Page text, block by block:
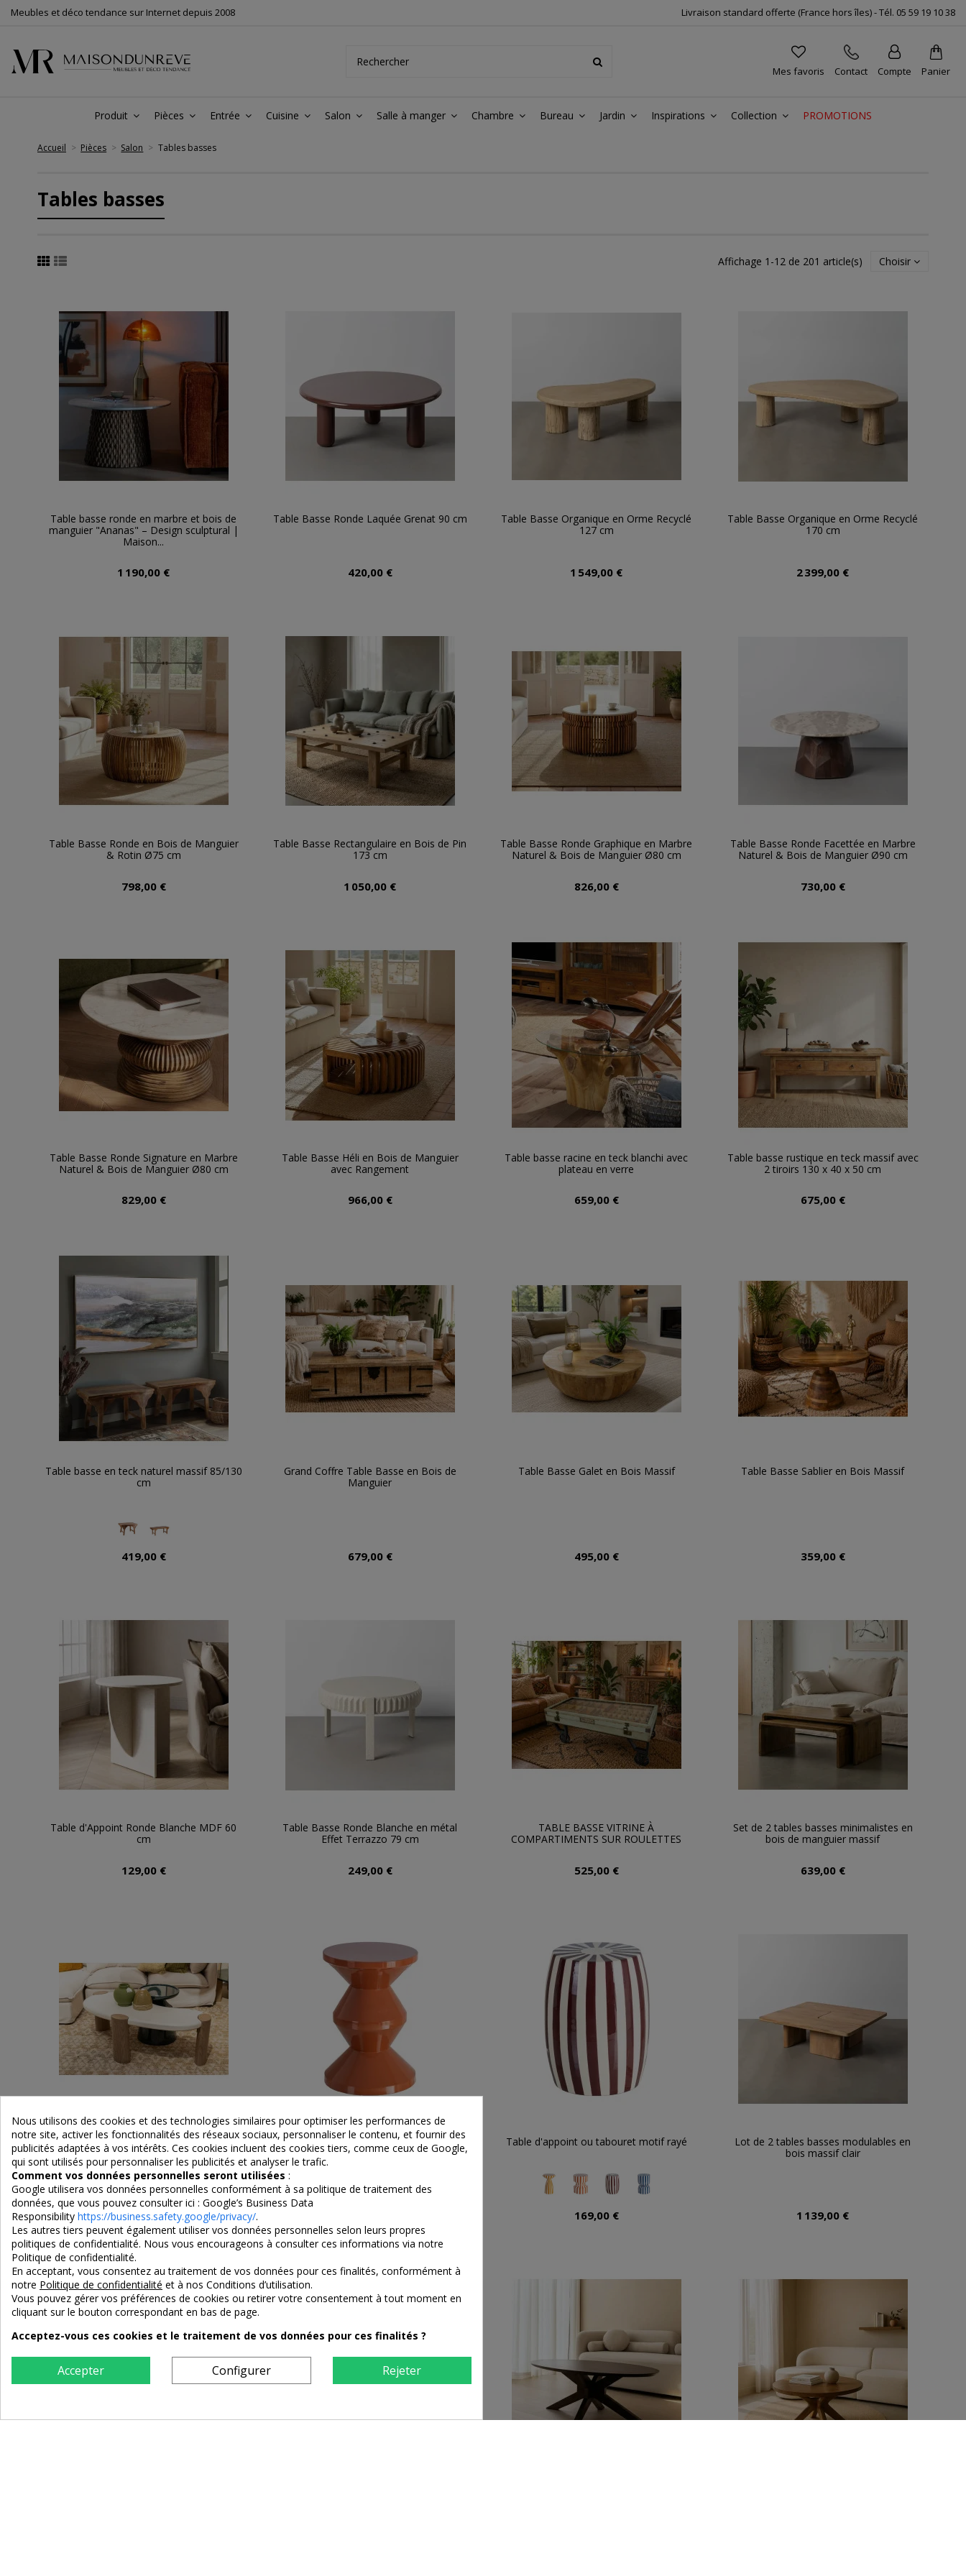
Meubles et déco tendance sur Internet depuis 2008 Livraison standard offerte (France hors îles) -Tél. 05 59 19 10 38
Mes favoris Contact Compte Panier
Produit Pièces Entrée Cuisine Salon Salle à manger Chambre Bureau Jardin Inspirations Collection PROMOTIONS
Accueil Pièces Salon Tables basses
Tables basses
Affichage 1-12 de 201 article(s) Choisir
Table basse ronde en marbre et bois de
manguier "Ananas" – Design sculptural |
Maison...
1 190,00 €
Table Basse Ronde Laquée Grenat 90 cm
420,00 €
Table Basse Organique en Orme Recyclé
127 cm
1 549,00 €
Table Basse Organique en Orme Recyclé
170 cm
2 399,00 €
Table Basse Ronde en Bois de Manguier
& Rotin Ø75 cm
798,00 €
Table Basse Rectangulaire en Bois de Pin
173 cm
1 050,00 €
Table Basse Ronde Graphique en Marbre
Naturel & Bois de Manguier Ø80 cm
826,00 €
Table Basse Ronde Facettée en Marbre
Naturel & Bois de Manguier Ø90 cm
730,00 €
Table Basse Ronde Signature en Marbre
Naturel & Bois de Manguier Ø80 cm
829,00 €
Table Basse Héli en Bois de Manguier
avec Rangement
966,00 €
Table basse racine en teck blanchi avec
plateau en verre
659,00 €
Table basse rustique en teck massif avec
2 tiroirs 130 x 40 x 50 cm
675,00 €
Table basse en teck naturel massif 85/130
cm
419,00 €
Grand Coffre Table Basse en Bois de
Manguier
679,00 €
Table Basse Galet en Bois Massif
495,00 €
Table Basse Sablier en Bois Massif
359,00 €
Table d'Appoint Ronde Blanche MDF 60
cm
129,00 €
Table Basse Ronde Blanche en métal
Effet Terrazzo 79 cm
249,00 €
TABLE BASSE VITRINE À
COMPARTIMENTS SUR ROULETTES
525,00 €
Set de 2 tables basses minimalistes en
bois de manguier massif
639,00 €
Table de salon style organique forme
haricot
395,00 €
Table d'appoint en métal laqué coloré Table d'appoint ou tabouret motif rayé
169,00 €
Lot de 2 tables basses modulables en
bois massif clair
1 139,00 €
Nous utilisons des cookies et des technologies similaires pour optimiser les performances de
notre site, activer les fonctionnalités des réseaux sociaux, personnaliser le contenu, et fournir des
publicités adaptées à vos intérêts. Ces cookies incluent des cookies tiers, comme ceux de Google,
qui sont utilisés pour personnaliser les publicités et analyser le trafic.
Comment vos données personnelles seront utilisées :
Google utilisera vos données personnelles conformément à sa politique de traitement des
données, que vous pouvez consulter ici : Google’s Business Data
Responsibility https://business.safety.google/privacy/.
Les autres tiers peuvent également utiliser vos données personnelles selon leurs propres
politiques de confidentialité. Nous vous encourageons à consulter ces informations via notre
Politique de confidentialité.
En acceptant, vous consentez au traitement de vos données pour ces finalités, conformément à
notre Politique de confidentialité et à nos Conditions d’utilisation.
Vous pouvez gérer vos préférences de cookies ou retirer votre consentement à tout moment en
cliquant sur le bouton correspondant en bas de page.
Acceptez-vous ces cookies et le traitement de vos données pour ces finalités ?
Accepter Configurer Rejeter